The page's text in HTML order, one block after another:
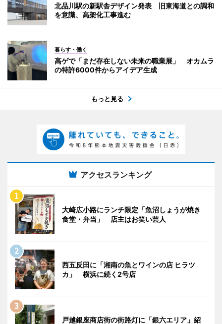
北品川駅の新駅舎デザイン発表 旧東海道との調和
を意識、高架化工事進む
暮らす・働く
高ゲで「まだ存在しない未来の職業展」 オカムラ
の特許6000件からアイデア生成
もっと見る
アクセスランキング
大崎広小路にランチ限定「魚沼しょうが焼き
食堂・弁当」 店主はお笑い芸人
西五反田に「湘南の魚とワインの店 ヒラツ
カ」 横浜に続く2号店
戸越銀座商店街の街路灯に「銀六エリア」紹